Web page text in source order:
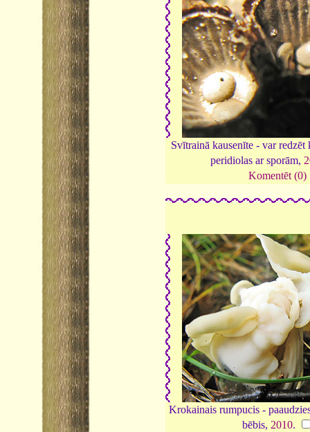
Svītrainā kausenīte - var redzēt
peridiolas ar sporām,
Komentēt (0)
Krokainais rumpucis -
bēbis, 2010.